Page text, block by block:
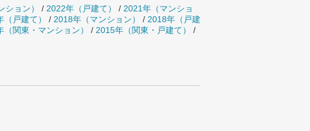
ション） / 2022年（戸建て） / 2021年（マンショ
（戸建て） / 2018年（マンション） / 2018年（戸建
（関東・マンション） / 2015年（関東・戸建て）
/